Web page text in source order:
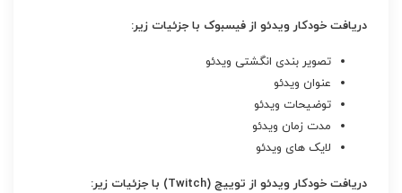
دریافت خودکار ویدئو از فیسبوک با جزئیات زیر:
تصویر بندی انگشتی ویدئو
عنوان ویدئو
توضیحات ویدئو
مدت زمان ویدئو
لایک های ویدئو
دریافت خودکار ویدئو از توییچ (Twitch) با جزئیات زیر: